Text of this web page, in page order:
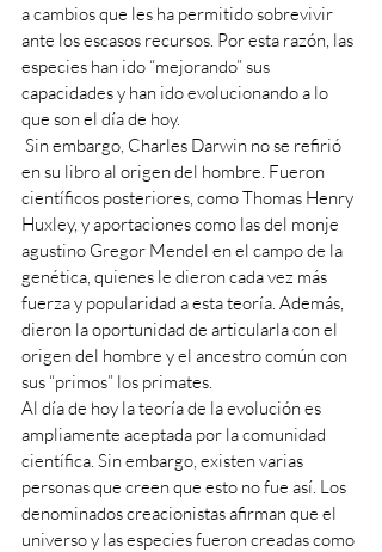
a cambios que les ha permitido sobrevivir
ante los escasos recursos. Por esta razón, las
especies han ido “mejorando” sus
capacidades y han ido evolucionando a lo
que son el día de hoy.
en su libro al origen del hombre. Fueron
científicos posteriores, como Thomas Henry
Huxley, y aportaciones como las del monje
agustino Gregor Mendel en el campo de la
genética, quienes le dieron cada vez más
fuerza y popularidad a esta teoría. Además,
dieron la oportunidad de articularla con el
origen del hombre y el ancestro común con
sus “primos” los primates.
Al día de hoy la teoría de la evolución es
ampliamente aceptada por la comunidad
científica. Sin embargo, existen varias
personas que creen que esto no fue así. Los
denominados creacionistas afirman que el
universo y las especies fueron creadas como